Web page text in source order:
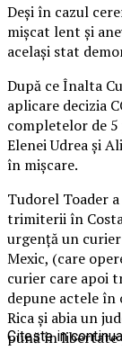
Deşi în cazul
mişcat lent şi
acelaşi stat
După ce Înalta
aplicare decizia
completelor de 5
Elenei Udrea şi
în mişcare.
Tudorel Toader
trimiterii în
urgenţă un
Mexic, (care
curier care apoi
depune actele
Rica şi abia un
pună în libertate
Citeste in